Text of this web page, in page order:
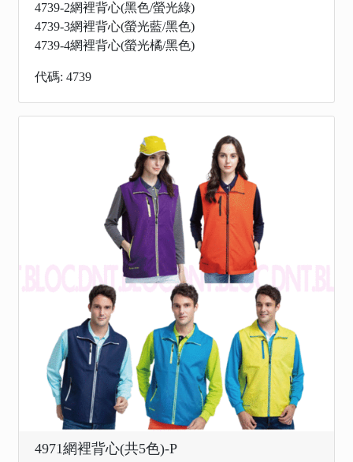
4739-2網裡背心(黑色/螢光綠)
4739-3網裡背心(螢光藍/黑色)
4739-4網裡背心(螢光橘/黑色)
代碼: 4739
4971網裡背心(共5色)-P